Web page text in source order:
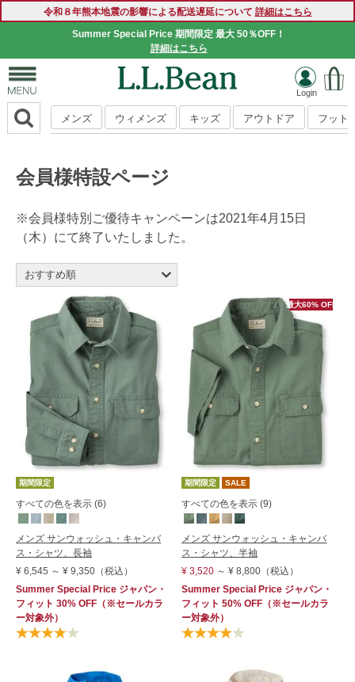
令和８年熊本地震の影響による配送遅延について 詳細はこちら
Summer Special Price 期間限定 最大 50％OFF！
詳細はこちら
メンズ ウィメンズ キッズ アウトドア フット
会員様特設ページ
※会員様特別ご優待キャンペーンは2021年4月15日
（木）にて終了いたしました。
おすすめ順
商品名順
価格の安い順
価格の高い順
レビュー評価順
売れてる順
在庫順
新着順
期間限定
すべての色を表示 (6)
メンズ サンウォッシュ・キャンバ
ス・シャツ、長袖
¥ 6,545 ～ ¥ 9,350 （税込）
Summer Special Price ジャパン・
フィット 30% OFF （※セールカラ
ー対象外）
最大60% OFF
期間限定 SALE
すべての色を表示 (9)
メンズ サンウォッシュ・キャンバ
ス・シャツ、半袖
¥ 3,520 ～¥ 8,800 （税込）
Summer Special Price ジャパン・
フィット 50% OFF （※セールカラ
ー対象外）